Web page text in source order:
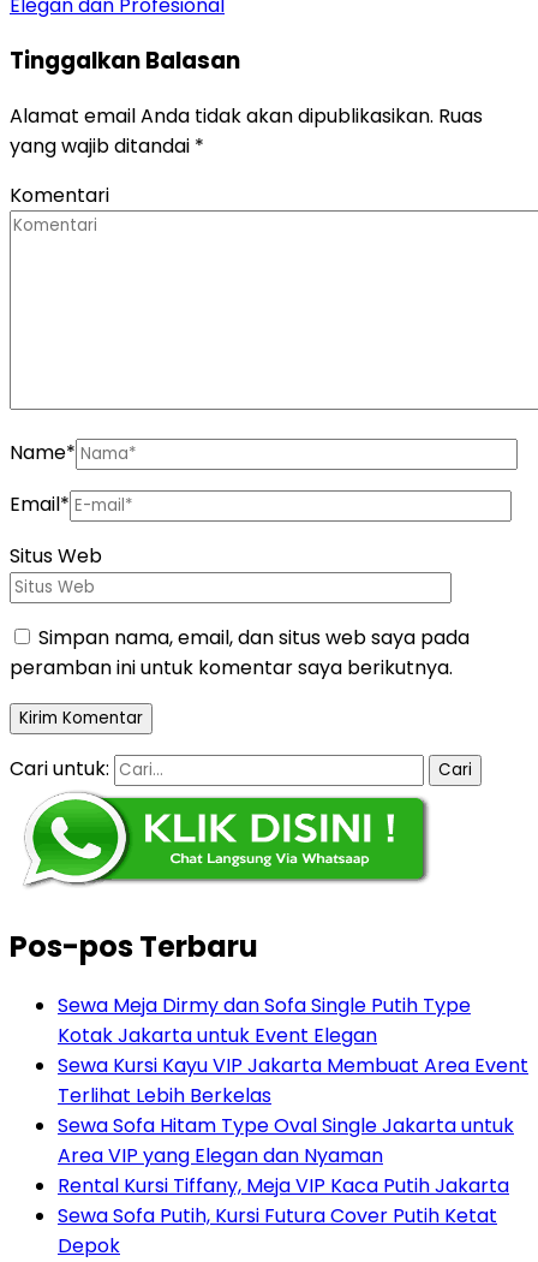
Elegan dan Profesional
Tinggalkan Balasan
Alamat email Anda tidak akan dipublikasikan. Ruas
yang wajib ditandai *
Komentari
Name*
Email*
Situs Web
Simpan nama, email, dan situs web saya pada
peramban ini untuk komentar saya berikutnya.
Cari untuk:
Pos-pos Terbaru
Sewa Meja Dirmy dan Sofa Single Putih Type
Kotak Jakarta untuk Event Elegan
Sewa Kursi Kayu VIP Jakarta Membuat Area Event
Terlihat Lebih Berkelas
Sewa Sofa Hitam Type Oval Single Jakarta untuk
Area VIP yang Elegan dan Nyaman
Rental Kursi Tiffany, Meja VIP Kaca Putih Jakarta
Sewa Sofa Putih, Kursi Futura Cover Putih Ketat
Depok